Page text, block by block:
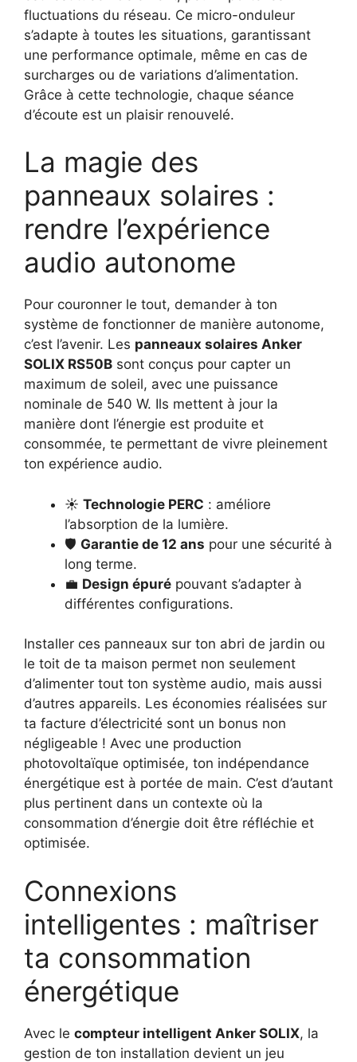
fluctuations du réseau. Ce micro-onduleur
s’adapte à toutes les situations, garantissant
une performance optimale, même en cas de
surcharges ou de variations d’alimentation.
Grâce à cette technologie, chaque séance
d’écoute est un plaisir renouvelé.
La magie des
panneaux solaires :
rendre l’expérience
audio autonome
Pour couronner le tout, demander à ton
système de fonctionner de manière autonome,
c’est l’avenir. Les panneaux solaires Anker
SOLIX RS50B sont conçus pour capter un
maximum de soleil, avec une puissance
nominale de 540 W. Ils mettent à jour la
manière dont l’énergie est produite et
consommée, te permettant de vivre pleinement
ton expérience audio.
☀️ Technologie PERC : améliore
l’absorption de la lumière.
🛡️ Garantie de 12 ans pour une sécurité à
long terme.
💼 Design épuré pouvant s’adapter à
différentes configurations.
Installer ces panneaux sur ton abri de jardin ou
le toit de ta maison permet non seulement
d’alimenter tout ton système audio, mais aussi
d’autres appareils. Les économies réalisées sur
ta facture d’électricité sont un bonus non
négligeable ! Avec une production
photovoltaïque optimisée, ton indépendance
énergétique est à portée de main. C’est d’autant
plus pertinent dans un contexte où la
consommation d’énergie doit être réfléchie et
optimisée.
Connexions
intelligentes : maîtriser
ta consommation
énergétique
Avec le compteur intelligent Anker SOLIX, la
gestion de ton installation devient un jeu